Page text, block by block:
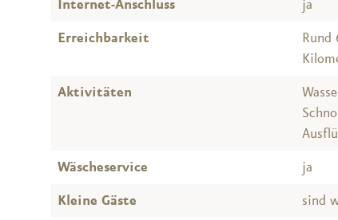
Internet-Anschluss ja
Erreichbarkeit
Rund
Aktivitäten
Wäscheservice ja
Kleine Gäste sind